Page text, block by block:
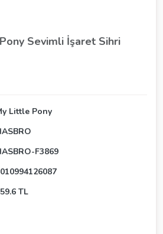
Sevimli İşaret Sihri
Little Pony
F3869
TL